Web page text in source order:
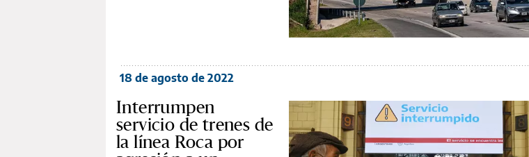
18 de agosto de 2022
Interrumpen
servicio de trenes de
la línea Roca por